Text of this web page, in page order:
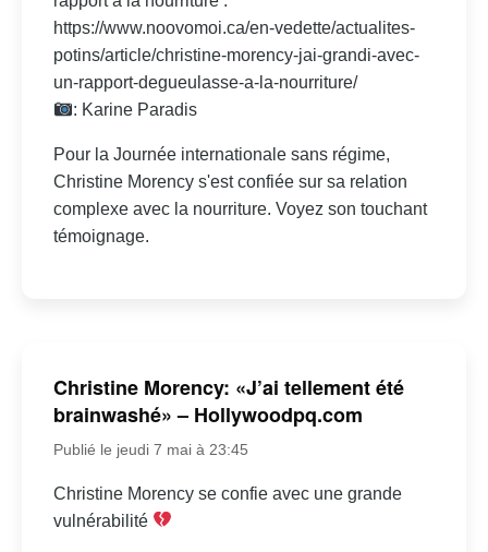
https://www.noovomoi.ca/en-vedette/actualites-
potins/article/christine-morency-jai-grandi-avec-
un-rapport-degueulasse-a-la-nourriture/
: Karine Paradis
Pour la Journée internationale sans régime,
Christine Morency s'est confiée sur sa relation
complexe avec la nourriture. Voyez son touchant
témoignage.
Christine Morency: «J’ai tellement été
brainwashé» – Hollywoodpq.com
Publié le jeudi 7 mai à 23:45
Christine Morency se confie avec une grande
vulnérabilité